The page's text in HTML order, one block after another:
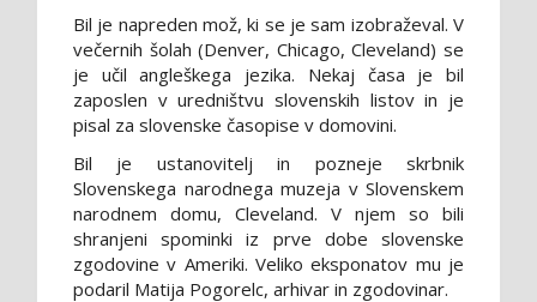
Bil je napreden mož, ki se je sam izobraževal. V
večernih šolah (Denver, Chicago, Cleveland) se
je učil angleškega jezika. Nekaj časa je bil
zaposlen v uredništvu slovenskih listov in je
pisal za slovenske časopise v domovini.
Bil je ustanovitelj in pozneje skrbnik
Slovenskega narodnega muzeja v Slovenskem
narodnem domu, Cleveland. V njem so bili
shranjeni spominki iz prve dobe slovenske
zgodovine v Ameriki. Veliko eksponatov mu je
podaril Matija Pogorelc, arhivar in zgodovinar.